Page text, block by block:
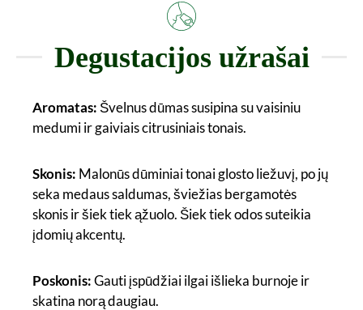
Degustacijos užrašai
Aromatas: Švelnus dūmas susipina su vaisiniu
medumi ir gaiviais citrusiniais tonais.
Skonis: Malonūs dūminiai tonai glosto liežuvį, po jų
seka medaus saldumas, šviežias bergamotės
skonis ir šiek tiek ąžuolo. Šiek tiek odos suteikia
įdomių akcentų.
Poskonis:Gauti įspūdžiai ilgai išlieka burnoje ir
skatina norą daugiau.